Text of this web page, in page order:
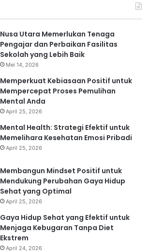
Nusa Utara Memerlukan Tenaga
Pengajar dan Perbaikan Fasilitas
Sekolah yang Lebih Baik
Mei 14, 2026
Memperkuat Kebiasaan Positif untuk
Mempercepat Proses Pemulihan
Mental Anda
April 25, 2026
Mental Health: Strategi Efektif untuk
Memelihara Kesehatan Emosi Pribadi
April 25, 2026
Membangun Mindset Positif untuk
Mendukung Perubahan Gaya Hidup
Sehat yang Optimal
April 25, 2026
Gaya Hidup Sehat yang Efektif untuk
Menjaga Kebugaran Tanpa Diet
Ekstrem
April 24, 2026